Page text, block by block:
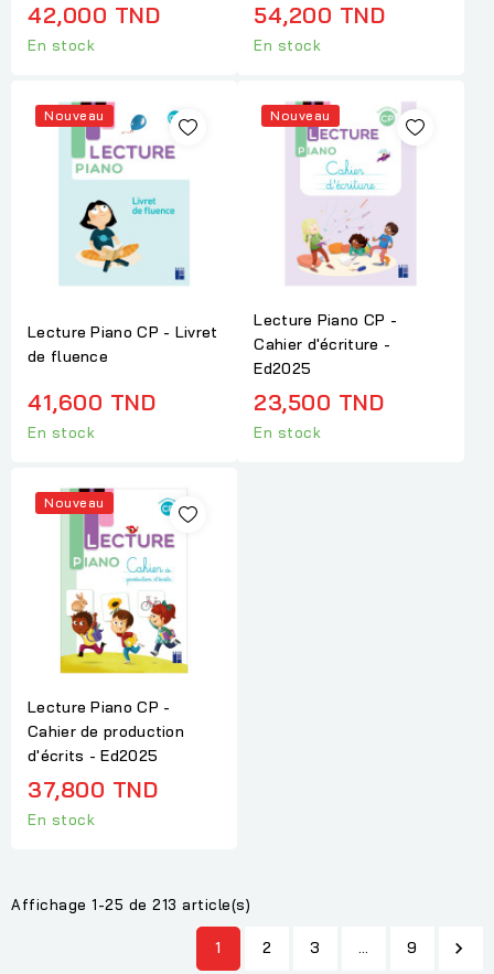
42,000 TND
En stock
54,200 TND
En stock
Nouveau
Lecture Piano CP - Livret
de fluence
41,600 TND
En stock
Nouveau
Lecture Piano CP -
Cahier d'écriture -
Ed2025
23,500 TND
En stock
Nouveau
Lecture Piano CP -
Cahier de production
d'écrits - Ed2025
37,800 TND
En stock
Affichage 1-25 de 213 article(s)
1 2 3 … 9 